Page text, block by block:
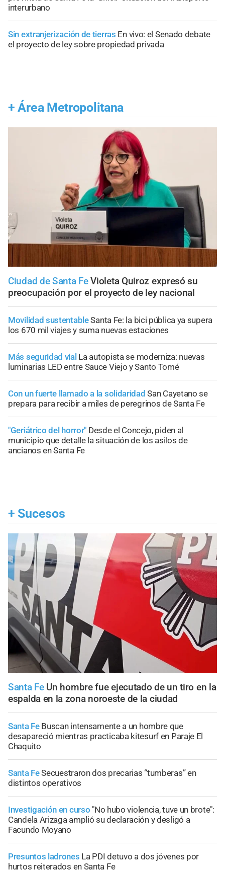
interurbano
Sin extranjerización de tierras En vivo: el Senado debate
el proyecto de ley sobre propiedad privada
+ Área Metropolitana
Ciudad de Santa Fe Violeta Quiroz expresó su
preocupación por el proyecto de ley nacional
Movilidad sustentableSanta Fe: la bici pública ya supera
los 670 mil viajes y suma nuevas estaciones
Más seguridad vial La autopista se moderniza: nuevas
luminarias LED entre Sauce Viejo y Santo Tomé
Con un fuerte llamado a la solidaridad San Cayetano se
prepara para recibir a miles de peregrinos de Santa Fe
"Geriátrico del horror" Desde el Concejo, piden al
municipio que detalle la situación de los asilos de
ancianos en Santa Fe
+ Sucesos
Santa Fe Un hombre fue ejecutado de un tiro en la
espalda en la zona noroeste de la ciudad
Santa Fe Buscan intensamente a un hombre que
desapareció mientras practicaba kitesurf en Paraje El
Chaquito
Santa FeSecuestraron dos precarias “tumberas” en
distintos operativos
Investigación en curso "No hubo violencia, tuve un brote":
Candela Arizaga amplió su declaración y desligó a
Facundo Moyano
Presuntos ladrones La PDI detuvo a dos jóvenes por
hurtos reiterados en Santa Fe